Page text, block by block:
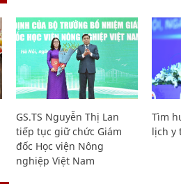
GS.TS Nguyễn Thị Lan
tiếp tục giữ chức Giám
đốc Học viện Nông
nghiệp Việt Nam
Tìm
lịch y